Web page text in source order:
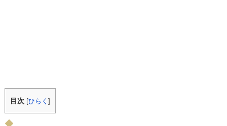
目次 [ひらく]